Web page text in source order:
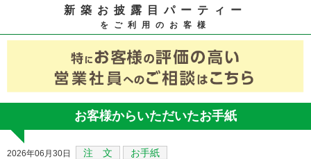
新築お披露目パーティー
をご利用のお客様
お客様からいただいたお手紙
2026年06月30日 注 文 お手紙